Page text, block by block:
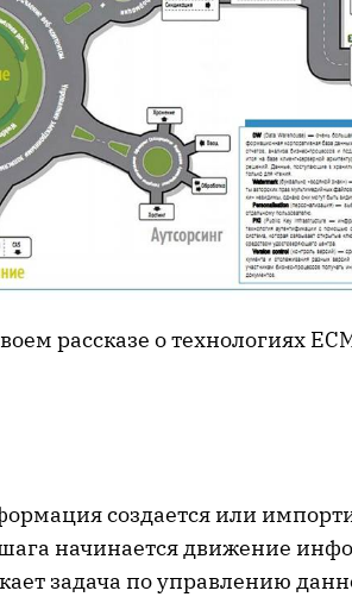
рассказе о технологиях
создается или
шага начинается движение
задача по управлению